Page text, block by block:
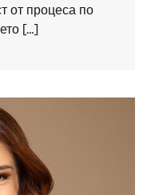
от процеса по
[…]